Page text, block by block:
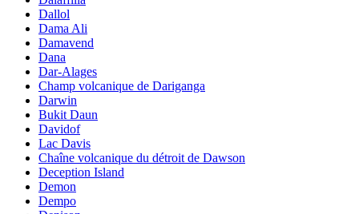
Dallol
Dama Ali
Damavend
Dana
Dar-Alages
Champ volcanique de Dariganga
Darwin
Bukit Daun
Davidof
Lac Davis
Chaîne volcanique du détroit de Dawson
Deception Island
Demon
Dempo